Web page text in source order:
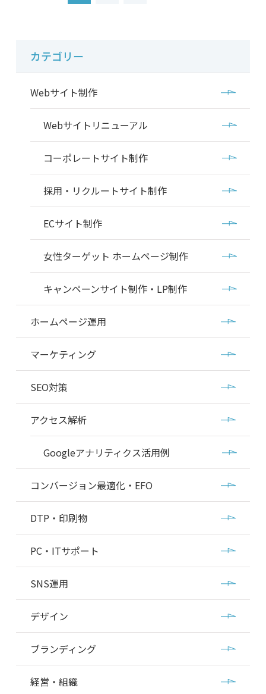
カテゴリー
Webサイト制作
Webサイトリニューアル
コーポレートサイト制作
採用・リクルートサイト制作
ECサイト制作
女性ターゲット ホームページ制作
キャンペーンサイト制作・LP制作
ホームページ運用
マーケティング
SEO対策
アクセス解析
Googleアナリティクス活用例
コンバージョン最適化・EFO
DTP・印刷物
PC・ITサポート
SNS運用
デザイン
ブランディング
経営・組織